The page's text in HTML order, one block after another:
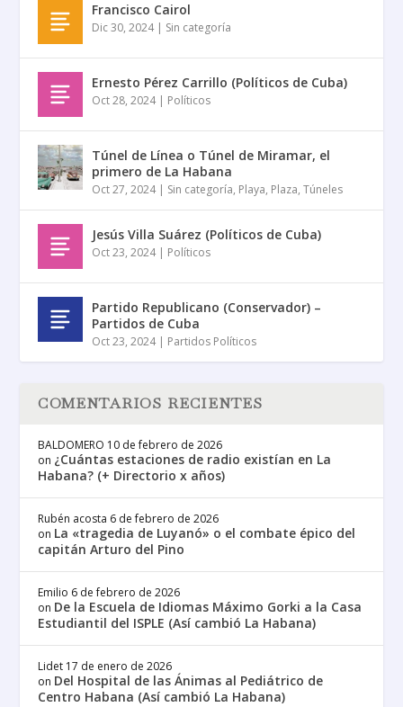
Francisco Cairol
Dic 30, 2024| Sin categoría
Ernesto Pérez Carrillo (Políticos de Cuba)
Oct 28, 2024| Políticos
Túnel de Línea o Túnel de Miramar, el
primero de La Habana
Oct 27, 2024| Sin categoría, Playa, Plaza,Túneles
Jesús Villa Suárez (Políticos de Cuba)
Oct 23, 2024| Políticos
Partido Republicano (Conservador) –
Partidos de Cuba
Oct 23, 2024| Partidos Políticos
COMENTARIOS RECIENTES
BALDOMERO 10 de febrero de 2026
on ¿Cuántas estaciones de radio existían en La
Habana? (+ Directorio x años)
Rubén acosta 6 de febrero de 2026
on La «tragedia de Luyanó» o el combate épico del
capitán Arturo del Pino
Emilio 6 de febrero de 2026
on De la Escuela de Idiomas Máximo Gorki a la Casa
Estudiantil del ISPLE (Así cambió La Habana)
Lidet 17 de enero de 2026
on Del Hospital de las Ánimas al Pediátrico de
Centro Habana (Así cambió La Habana)